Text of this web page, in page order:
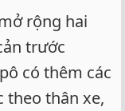
rộng hai
trước
có thêm các
theo thân xe,